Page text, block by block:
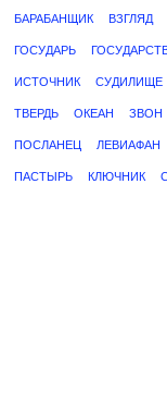
БАРАБАНЩИК ВЗГЛЯД
ГОСУДАРЬ
ИСТОЧНИК СУДИЛИЩЕ
ТВЕРДЬ ОКЕАН ЗВОН
ПОСЛАНЕЦ ЛЕВИАФАН
ПАСТЫРЬ КЛЮЧНИК